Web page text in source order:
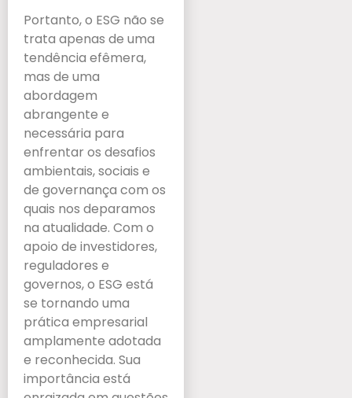
Portanto, o ESG não se
trata apenas de uma
tendência efêmera,
mas de uma
abordagem
abrangente e
necessária para
enfrentar os desafios
ambientais, sociais e
de governança com os
quais nos deparamos
na atualidade. Com o
apoio de investidores,
reguladores e
governos, o ESG está
se tornando uma
prática empresarial
amplamente adotada
e reconhecida. Sua
importância está